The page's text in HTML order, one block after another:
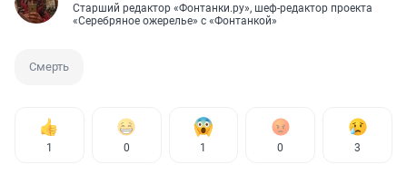
Старший редактор «Фонтанки.ру», шеф-редактор проекта
«Серебряное ожерелье» с «Фонтанкой»
Смерть
1 0 1 0 3